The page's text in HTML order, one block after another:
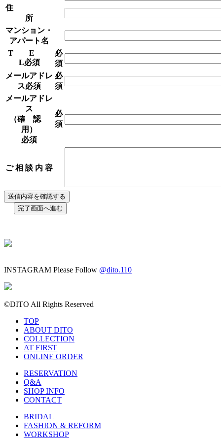
住
所
マンション・
アパート名
T E
L必須
必
須
メールアドレ
ス必須
必
須
メールアドレ
ス
（確 認
用）
必須
必
須
ご 相 談 内 容
INSTAGRAM Please Follow @dito.110
©DITO All Rights Reserved
TOP
ABOUT DITO
COLLECTION
AT FIRST
ONLINE ORDER
RESERVATION
Q&A
SHOP INFO
CONTACT
BRIDAL
FASHION & REFORM
WORKSHOP